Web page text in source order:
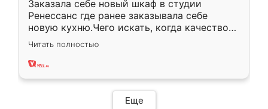
Заказала себе новый шкаф в студии
Ренессанс где ранее заказывала себе
новую кухню.Чего искать, когда качеством
вполне довольна. Служит кухня уже почти
два года, нареканий нет.
Читать полностью
Еще